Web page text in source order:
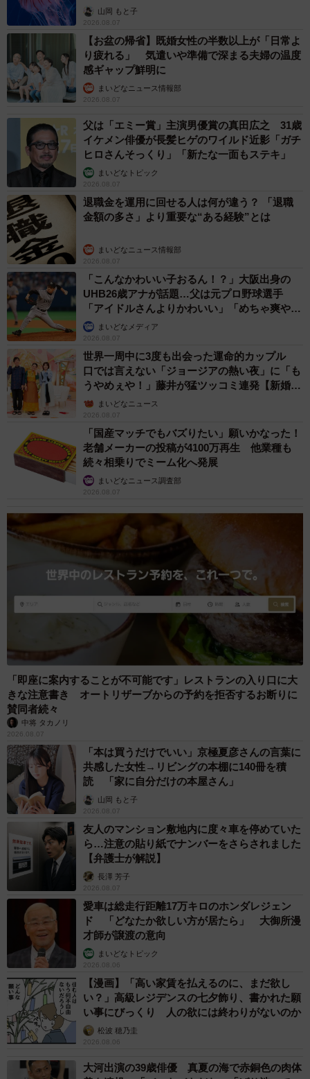
もう少し接近して別角度から撮影……ひぃっ、こっち見てる！（提供：
九十九さん）
◇ ◇
「歌ってみた」動画やゲーム動画などを投稿している九十
九さんは、小さい頃から生き物が好きで、アライグマなど
の外来種問題を自分なりに勉強していたそうです。
１６万以上のいいねがついた今回の投稿について、「アラ
イグマは北米原産の生物。アニメで人気が出た結果、ペッ
トとして購入する方が増えましたが、アニメと違い、実際
はとても凶暴な生き物。飼育には向かず、飼えなくなった
人間が野生に放す行為が多発した結果、現在の外来種問題
に至っています。アライグマ自体やアニメが悪いのではな
く、 よく調べずに命を飼う、という軽率な行動を取った人
間にいちばんの罪がある
も、ペットとして迎える時は必ず最後まで責任を持ってほ
しいですね」と、九十九さん。
法律に基づき、アライグマは特定外来生物に指定
ます。可愛い見た目に反し、今回のような幼い個体であっ
ても、鋭い爪や牙を持ち、性質は凶暴です。農作物や家屋
に被害をもたらし、狂犬病などの感染症や寄生虫病を媒介
すると言われています。発見された場合は個人で対処せ
■九十九さんのYouTubeチャンネル『九十九』
■『ヴィラン/Covered by 九十九』
■ゲーム動画『クレーバー君さぁ……』
ごい」山岡 もと子
2026.08.07
【お盆の帰省】既婚女性の半数以上が「日常よ
り疲れる」 気遣いや準備で深まる夫婦の温度
感ギャップ鮮明に
まいどなニュース情報部
2026.08.07
父は「エミー賞」主演男優賞の真田広之 31歳
イケメン俳優が長髪ヒゲのワイルド近影「ガチ
ヒロさんそっくり」「新たな一面もステキ」
まいどなトピック
2026.08.07
退職金を運用に回せる人は何が違う？ 「退職
金額の多さ」より重要な“ある経験”とは
まいどなニュース情報部
2026.08.07
「こんなかわいい子おるん！？」大阪出身の
UHB26歳アナが話題…父は元プロ野球選手
「アイドルさんよりかわいい」「めちゃ爽や
か」まいどなメディア
2026.08.07
世界一周中に3度も出会った運命的カップル
口では言えない「ジョージアの熱い夜」に「も
うやめぇや！」藤井が猛ツッコミ連発【新婚さ
ん】まいどなニュース
2026.08.07
「国産マッチでもバズりたい」願いかなった！
老舗メーカーの投稿が4100万再生 他業種も
続々相乗りでミーム化へ発展
まいどなニュース調査部
2026.08.07
「即座に案内することが不可能です」レストランの入り口に大
きな注意書き オートリザーブからの予約を拒否するお断りに
賛同者続々
中将 タカノリ
2026.08.07
「本は買うだけでいい」京極夏彦さんの言葉に
共感した女性→リビングの本棚に140冊を積
読 「家に自分だけの本屋さん」
山岡 もと子
2026.08.07
友人のマンション敷地内に度々車を停めていた
ら…注意の貼り紙でナンバーをさらされました
【弁護士が解説】
長澤 芳子
2026.08.07
愛車は総走行距離17万キロのホンダレジェン
ド 「どなたか欲しい方が居たら」 大御所漫
才師が譲渡の意向
まいどなトピック
2026.08.06
【漫画】「高い家賃を払えるのに、まだ欲し
い？」高級レジデンスの七夕飾り、書かれた願
い事にびっくり 人の欲には終わりがないのか
松波 穂乃圭
2026.08.06
大河出演の39歳俳優 真夏の海で赤銅色の肉体